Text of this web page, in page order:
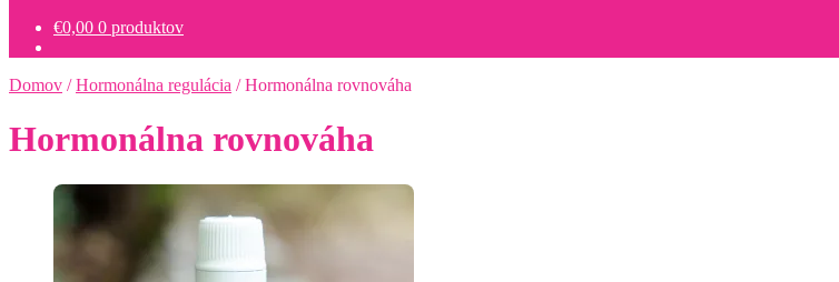
€0,00 0 produktov
Domov /Hormonálna regulácia /Hormonálna rovnováha
Hormonálna rovnováha